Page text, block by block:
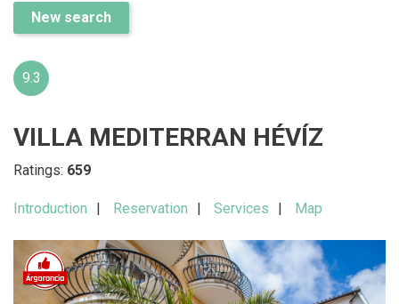
New search
9.3
VILLA MEDITERRAN HÉVÍZ
Ratings: 659
Introduction Reservation Services Map